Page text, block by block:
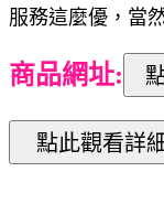
服務這麼優，當
商品網址: